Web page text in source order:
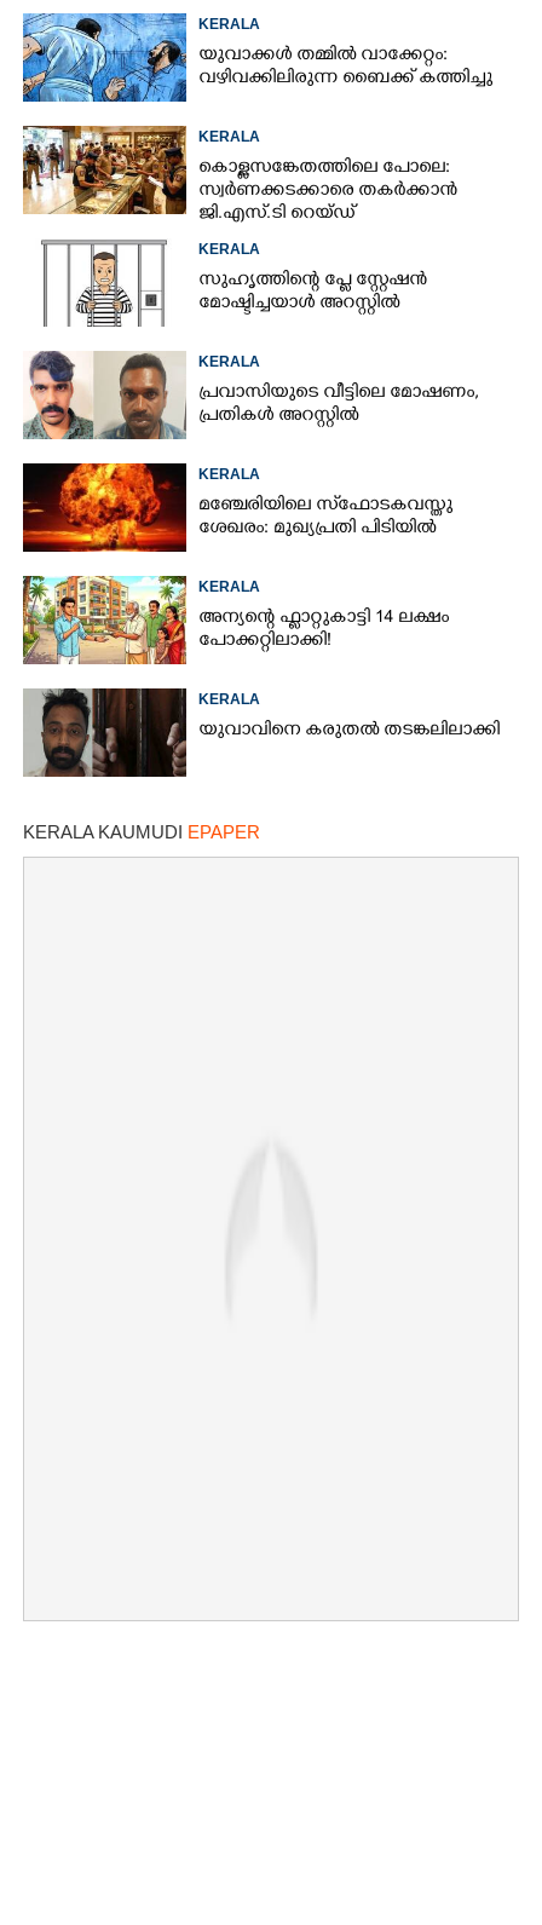
KERALA
യുവാക്കൾ തമ്മിൽ വാക്കേറ്റം:
വഴിവക്കിലിരുന്ന ബൈക്ക് കത്തിച്ചു
KERALA
കൊള്ളസങ്കേതത്തിലെ പോലെ:
സ്വർണക്കടക്കാരെ തകർക്കാൻ
ജി.എസ്.ടി റെയ്ഡ്
KERALA
സുഹൃത്തിന്റെ പ്ളേ സ്റ്റേഷൻ
മോഷ്ടിച്ചയാൾ അറസ്റ്റിൽ
KERALA
പ്രവാസിയുടെ വീട്ടിലെ മോഷണം,​
പ്രതികൾ അറസ്റ്റിൽ
KERALA
മഞ്ചേരിയിലെ സ്‌ഫോടകവസ്തു
ശേഖരം: മുഖ്യപ്രതി പിടിയിൽ
KERALA
അന്യന്റെ ഫ്ലാറ്റുകാട്ടി 14 ലക്ഷം
പോക്കറ്റിലാക്കി!
KERALA
യുവാവിനെ കരുതൽ തടങ്കലിലാക്കി
KERALA KAUMUDI EPAPER